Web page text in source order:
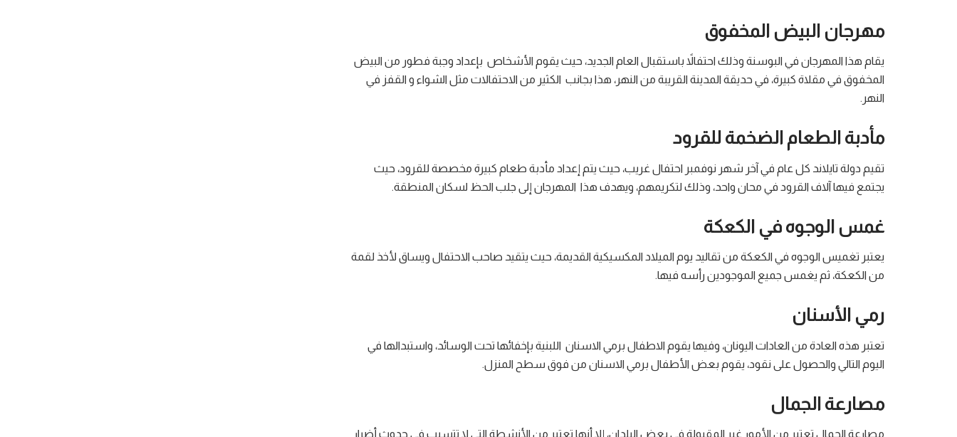
مهرجان البيض المخفوق
يقام هذا المهرجان في البوسنة وذلك احتفالاً باستقبال العام الجديد، حيث يقوم الأشخاص بإعداد وجبة فطور من البيض
المخفوق في مقلاة كبيرة، في حديقة المدينة القريبة من النهر، هذا بجانب الكثير من الاحتفالات مثل الشواء و القفز في
النهر.
مأدبة الطعام الضخمة للقرود
تقيم دولة تايلاند كل عام في آخر شهر نوفمبر احتفال غريب، حيث يتم إعداد مأدبة طعام كبيرة مخصصة للقرود، حيث
يجتمع فيها آلاف القرود في محان واحد، وذلك لتكريمهم، ويهدف هذا المهرجان إلى جلب الحظ لسكان المنطقة.
غمس الوجوه في الكعكة
يعتبر تغميس الوجوه في الكعكة من تقاليد يوم الميلاد المكسيكية القديمة، حيث يتقيد صاحب الاحتفال ويساق لأخذ لقمة
من الكعكة، ثم يغمس جميع الموجودين رأسه فيها.
رمي الأسنان
تعتبر هذه العادة من العادات اليونان، وفيها يقوم الاطفال برمي الاسنان اللبنية بإخفائها تحت الوسائد، واستبدالها في
اليوم التالي والحصول على نقود، يقوم بعض الأطفال برمي الاسنان من فوق سطح المنزل.
مصارعة الجمال
مصارعة الجمال تعتبر من الأمور غير المقبولة في بعض البلدان، إلا أنها تعتبر من الأنشطة التي لا تتسبب في حدوث أضرار